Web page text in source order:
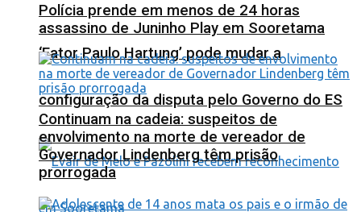
‘Fator Paulo Hartung’ pode mudar a
configuração da disputa pelo Governo do ES
Polícia prende em menos de 24 horas
assassino de Juninho Play em Sooretama
Continuam na cadeia: suspeitos de
envolvimento na morte de vereador de
Governador Lindenberg têm prisão
prorrogada